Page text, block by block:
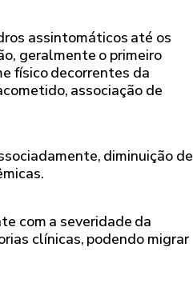
assintomáticos até os
geralmente o primeiro
físico decorrentes da
associação de
diminuição de
com a severidade da
clínicas, podendo migrar